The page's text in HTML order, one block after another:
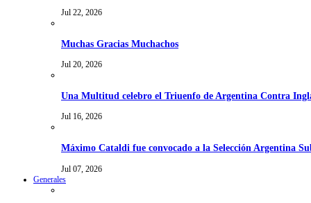
Jul 22, 2026
Muchas Gracias Muchachos
Jul 20, 2026
Una Multitud celebro el Triuenfo de Argentina Contra
Jul 16, 2026
Máximo Cataldi fue convocado a la Selección Argentina
Jul 07, 2026
Generales